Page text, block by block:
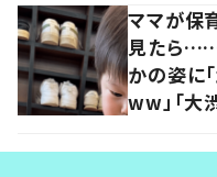
ママが保
見たら……
かの姿に
ww」「大